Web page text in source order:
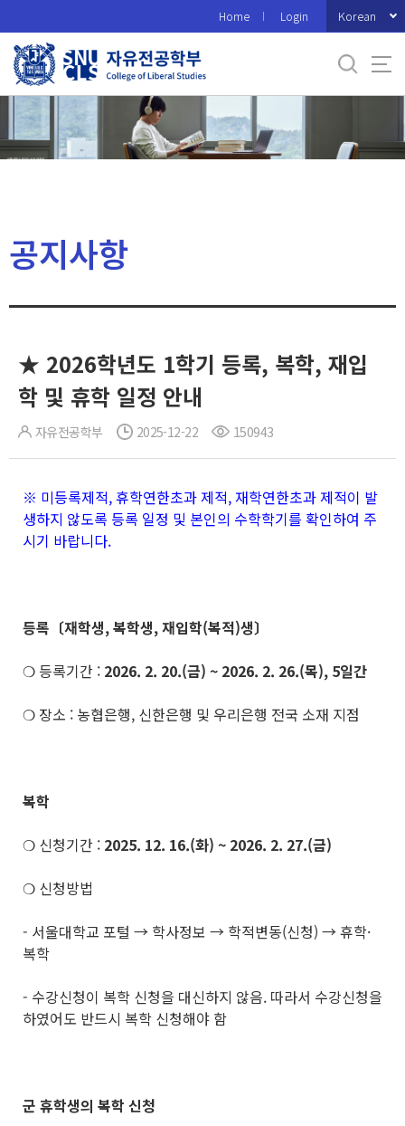
로
메
Home Login Korean
공지사항
★ 2026학년도 1학기 등록, 복학, 재입
학 및 휴학 일정 안내
자유전공학부 2025-12-22 150943
※ 미등록제적, 휴학연한초과 제적, 재학연한초과 제적이 발
생하지 않도록 등록 일정 및 본인의 수학학기를 확인하여 주
시기 바랍니다.
등록〔재학생, 복학생, 재입학(복적)생〕
❍ 등록기간 : 2026. 2. 20.(금) ~ 2026. 2. 26.(목), 5일간
❍ 장소 : 농협은행, 신한은행 및 우리은행 전국 소재 지점
복학
❍ 신청기간 : 2025. 12. 16.(화) ~ 2026. 2. 27.(금)
❍ 신청방법
- 서울대학교 포털 → 학사정보 → 학적변동(신청) → 휴학·
복학
- 수강신청이 복학 신청을 대신하지 않음. 따라서 수강신청을
하였어도 반드시 복학 신청해야 함
군 휴학생의 복학 신청